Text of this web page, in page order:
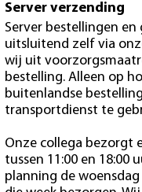
Server verzending
Server bestellingen
uitsluitend zelf via
wij uit
bestelling. Alleen op
buitenlandse
transportdienst te
Onze collega bezorgt
tussen 11:00 en 18:00
planning de